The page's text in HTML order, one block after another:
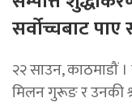
सर्वोच्चबाट
२२ साउन, काठमाडौं
मिलन गुरूङ र उनकी